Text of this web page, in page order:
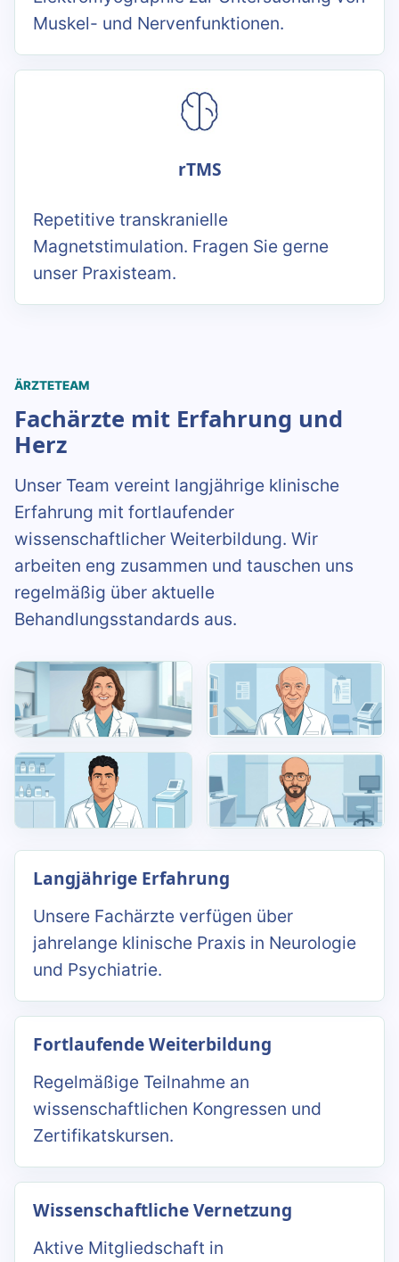
Muskel- und Nervenfunktionen.
rTMS
Repetitive transkranielle
Magnetstimulation. Fragen Sie gerne
unser Praxisteam.
ÄRZTETEAM
Fachärzte mit Erfahrung und
Herz
Unser Team vereint langjährige klinische
Erfahrung mit fortlaufender
wissenschaftlicher Weiterbildung. Wir
arbeiten eng zusammen und tauschen uns
regelmäßig über aktuelle
Behandlungsstandards aus.
Langjährige Erfahrung
Unsere Fachärzte verfügen über
jahrelange klinische Praxis in Neurologie
und Psychiatrie.
Fortlaufende Weiterbildung
Regelmäßige Teilnahme an
wissenschaftlichen Kongressen und
Zertifikatskursen.
Wissenschaftliche Vernetzung
Aktive Mitgliedschaft in